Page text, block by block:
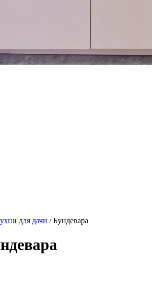
для дачи / Бундевара